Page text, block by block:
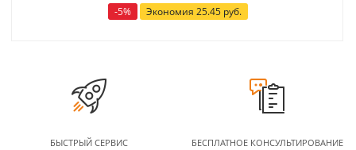
-5% Экономия 25.45руб.
БЫСТРЫЙ СЕРВИС
БЕСПЛАТНОЕ КОНСУЛЬТИРОВАНИЕ